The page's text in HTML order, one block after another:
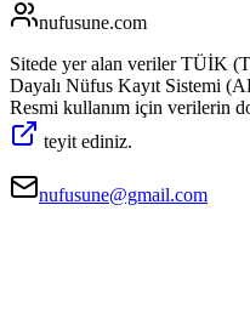
nufusune.com
Sitede yer alan veriler TÜİK
Dayalı Nüfus Kayıt Sistemi
Resmi kullanım için verilerin
teyit ediniz.
nufusune@gmail.com